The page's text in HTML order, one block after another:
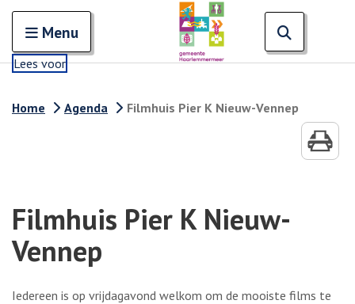
Open en sluit het
Menu
Lees voor
Home Agenda Filmhuis Pier K Nieuw-Vennep
Filmhuis Pier K Nieuw-
Vennep
Iedereen is op vrijdagavond welkom om de mooiste films te